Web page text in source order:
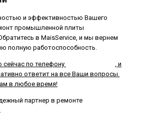
и эффективностью Вашего
промышленной плиты
в MaisService, и мы вернем
полную работоспособность.
по телефону
, и
ответит на все Ваши вопросы.
в любое время!
партнер в ремонте